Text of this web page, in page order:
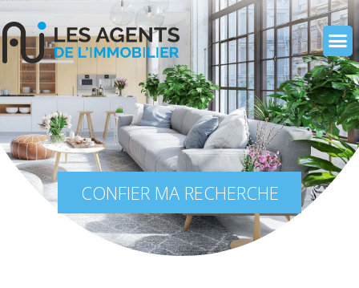
CONFIER MA RECHERCHE